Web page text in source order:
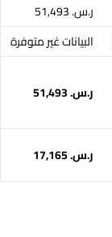
ر.س.‏ 51,493
البيانات غير متوفرة
ر.س.‏ 51,493
ر.س.‏ 17,165